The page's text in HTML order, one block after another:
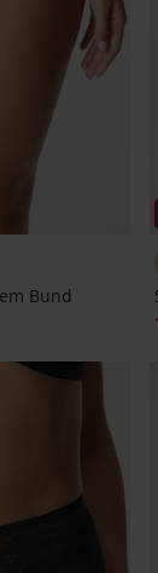
Bund